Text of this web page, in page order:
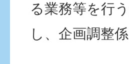
る業務等を行
し、企画調整